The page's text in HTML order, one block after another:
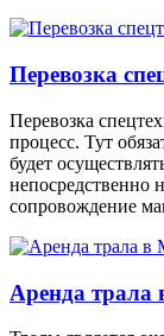
Перевозка
Перевозка
процесс. Тут
будет
непосредственно
сопровождение
Аренда трала